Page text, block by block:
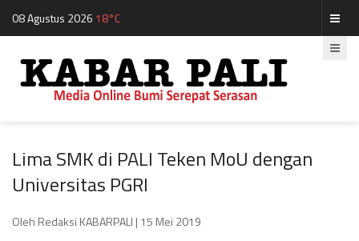
08 Agustus 2026 18°C
Lima SMK di PALI Teken MoU dengan
Universitas PGRI
Oleh Redaksi KABARPALI | 15 Mei 2019